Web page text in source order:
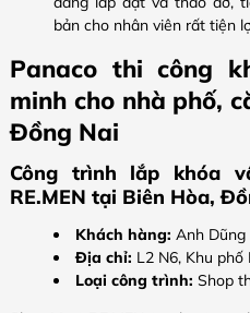
bản cho nhân viên rất tiện
Panaco thi công
minh cho nhà phố,
Đồng Nai
Công trình lắp khóa
RE.MEN tại Biên Hòa,
Khách hàng: Anh Dũng
Địa chỉ: L2 N6, Khu
Loại công trình: Shop